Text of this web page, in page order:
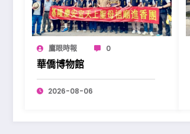
鷹眼時報 0
華僑博物館
2026-08-06